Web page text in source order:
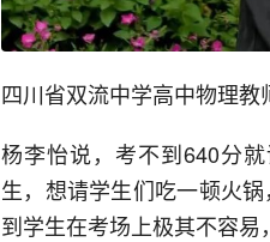
四川省双流中学高中物理教
杨李怡说，考不到640分
生，想请学生们吃一顿火
到学生在考场上极其不容易